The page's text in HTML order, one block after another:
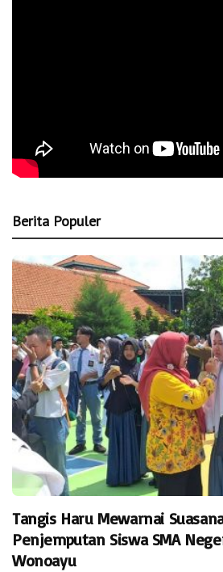
Berita Populer
Tangis Haru Mewarnai
Penjemputan Siswa SMA
Wonoayu